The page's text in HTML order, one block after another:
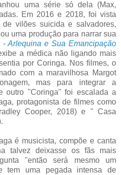
uma série só dela (Max,
Em 2016 e 2018, foi vista
vilões suicida e salvadores,
uma produção para narrar sua
Arlequina e Sua Emancipação
a médica não ligando mais
por Coringa. Nos filmes, o
com a maravilhosa Margot
mas para integrar a
outro ''Coringa'' foi escalada a
protagonista de filmes como
Cooper, 2018) e '' Casa
é musicista, compõe e canta
talvez deixasse os fãs mais
''então será mesmo um
tem uma pegada intensa de